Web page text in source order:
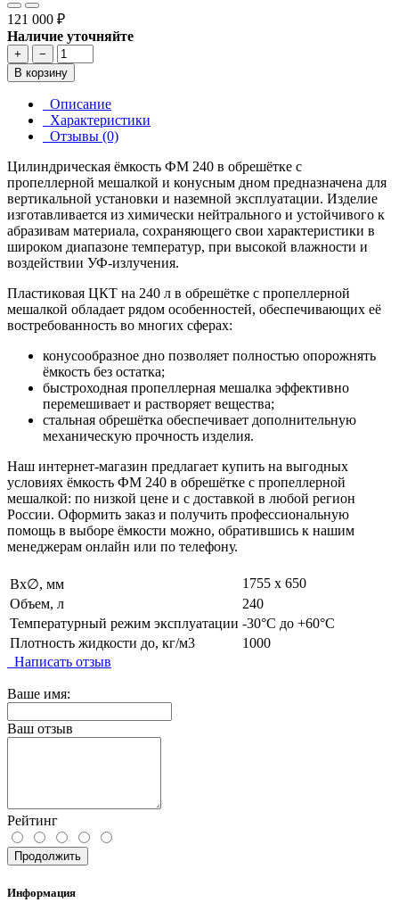
121 000 ₽
Наличие уточняйте
+
−
В корзину
Описание
Характеристики
Отзывы (0)
Цилиндрическая ёмкость ФМ 240 в обрешётке с
пропеллерной мешалкой и конусным дном предназначена для
вертикальной установки и наземной эксплуатации. Изделие
изготавливается из химически нейтрального и устойчивого к
абразивам материала, сохраняющего свои характеристики в
широком диапазоне температур, при высокой влажности и
воздействии УФ-излучения.
Пластиковая ЦКТ на 240 л в обрешётке с пропеллерной
мешалкой обладает рядом особенностей, обеспечивающих её
востребованность во многих сферах:
конусообразное дно позволяет полностью опорожнять
ёмкость без остатка;
быстроходная пропеллерная мешалка эффективно
перемешивает и растворяет вещества;
стальная обрешётка обеспечивает дополнительную
механическую прочность изделия.
Наш интернет-магазин предлагает купить на выгодных
условиях ёмкость ФМ 240 в обрешётке с пропеллерной
мешалкой: по низкой цене и с доставкой в любой регион
России. Оформить заказ и получить профессиональную
помощь в выборе ёмкости можно, обратившись к нашим
менеджерам онлайн или по телефону.
Вx∅, мм
1755 х 650
Объем, л
240
Температурный режим эксплуатации -30°C до +60°C
Плотность жидкости до, кг/м3
1000
Написать отзыв
Ваше имя:
Ваш отзыв
Рейтинг
Продолжить
Информация